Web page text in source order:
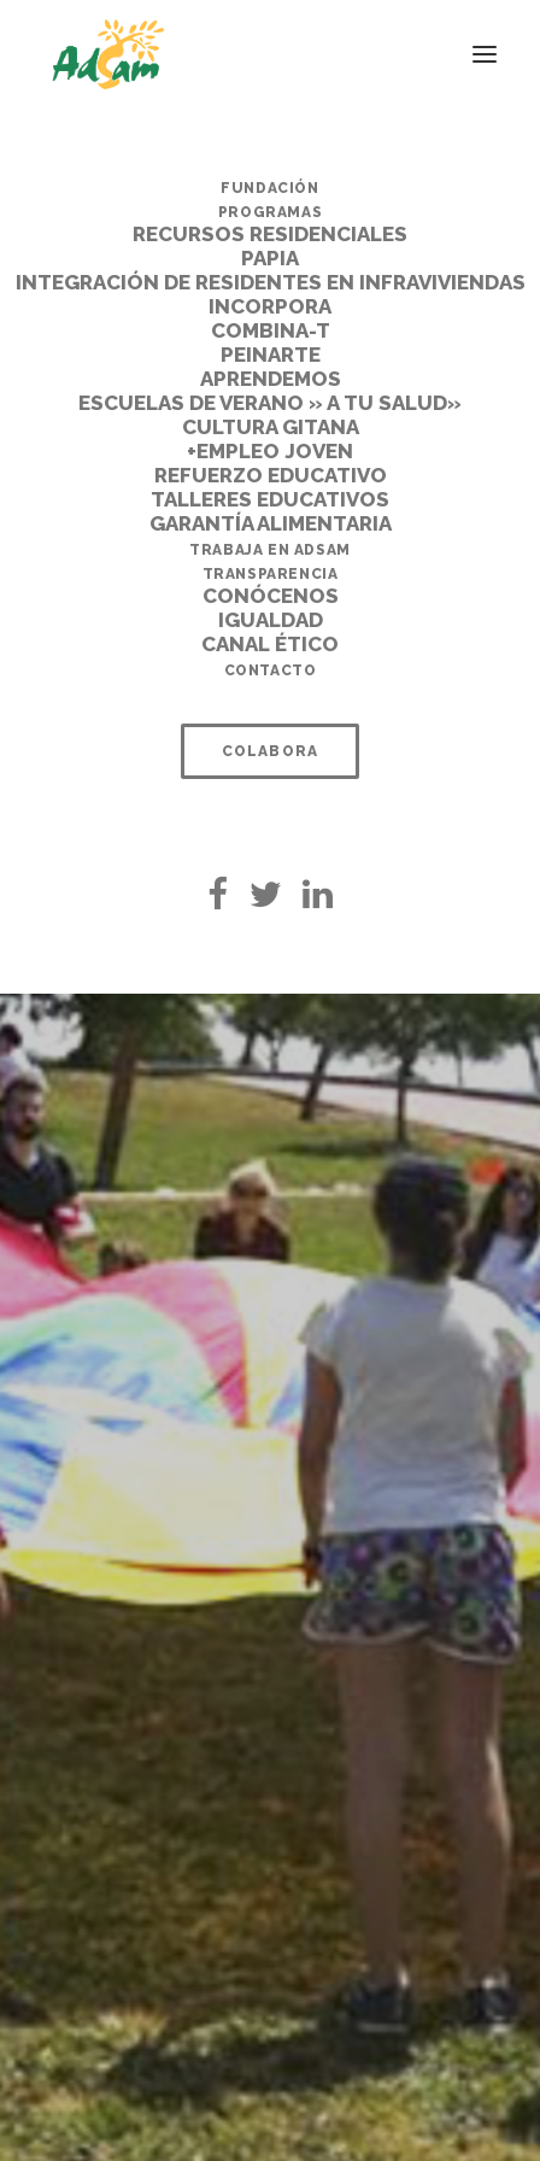
FUNDACIÓN
PROGRAMAS
RECURSOS RESIDENCIALES
PAPIA
INTEGRACIÓN DE RESIDENTES EN INFRAVIVIENDAS
INCORPORA
COMBINA-T
PEINARTE
APRENDEMOS
ESCUELAS DE VERANO » A TU SALUD»
CULTURA GITANA
+EMPLEO JOVEN
REFUERZO EDUCATIVO
TALLERES EDUCATIVOS
GARANTÍA ALIMENTARIA
TRABAJA EN ADSAM
TRANSPARENCIA
CONÓCENOS
IGUALDAD
CANAL ÉTICO
CONTACTO
COLABORA